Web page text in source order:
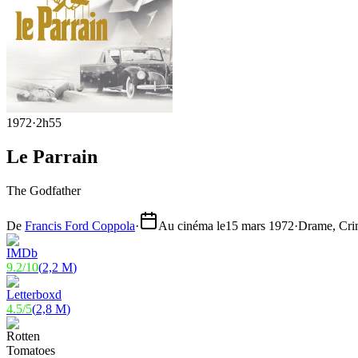
1972·2h55
Le Parrain
The Godfather
De Francis Ford Coppola· Au cinéma le15 mars 1972·Drame,
9.2/10(2,2 M)
4.5/5(2,8 M)